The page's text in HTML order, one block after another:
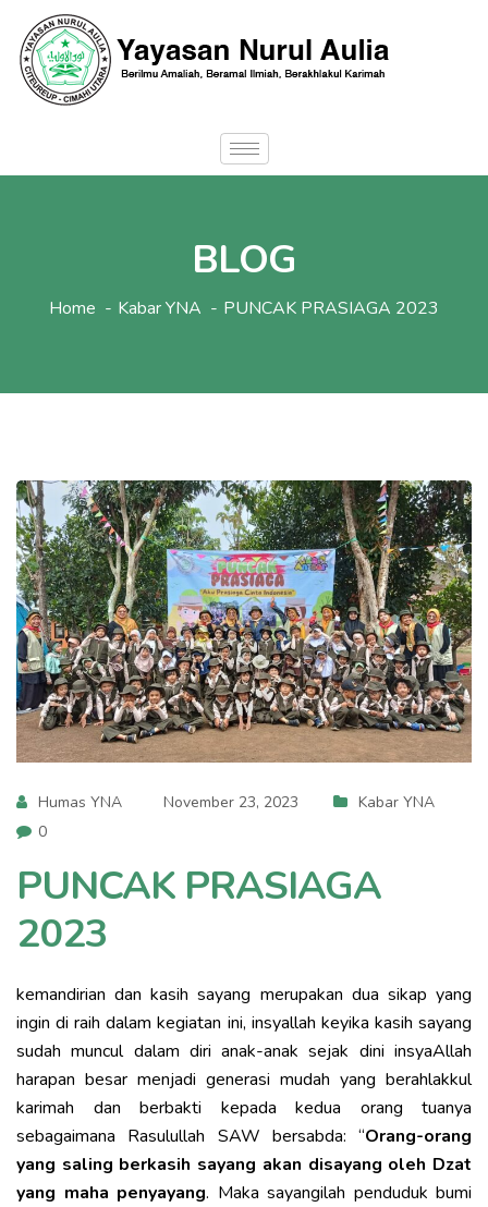
BLOG
Home Kabar YNA PUNCAK PRASIAGA 2023
Humas YNA November 23, 2023
Kabar YNA
0
PUNCAK PRASIAGA
2023
kemandirian dan kasih sayang merupakan dua sikap yang
ingin di raih dalam kegiatan ini, insyallah keyika kasih sayang
sudah muncul dalam diri anak-anak sejak dini insyaAllah
harapan besar menjadi generasi mudah yang berahlakkul
karimah dan berbakti kepada kedua orang tuanya
sebagaimana Rasulullah SAW bersabda: “Orang-orang
yang saling berkasih sayang akan disayang oleh Dzat
yang maha penyayang. Maka sayangilah penduduk bumi